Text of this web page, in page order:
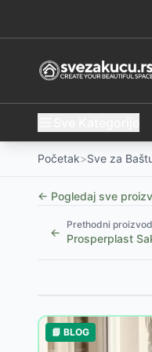
Početak>Sve za
← Pogledaj sve
←
Prethodni proizvod
Prosperplast
Baštenska saksija
Saksija RUDOLF
📘 BLOG